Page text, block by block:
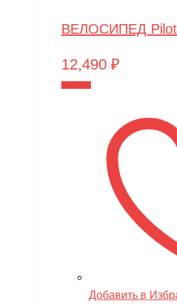
ВЕЛОСИПЕД Pilot
12,490 ₽
Добавить в